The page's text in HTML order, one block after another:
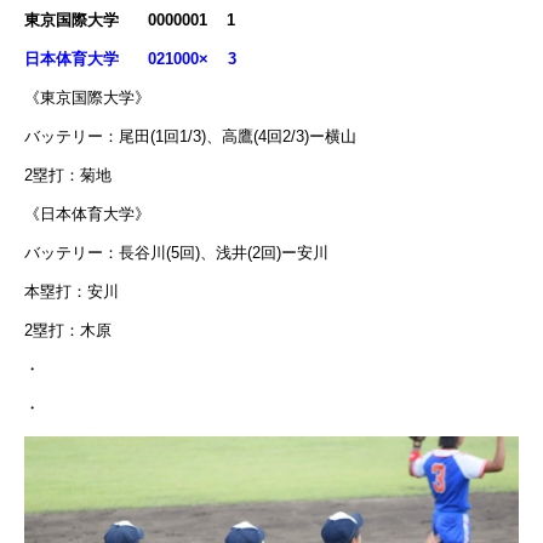
東京国際大学 0000001 1
日本体育大学 021000× 3
《東京国際大学》
バッテリー：尾田(1回1/3)、高鷹(4回2/3)ー横山
2塁打：菊地
《日本体育大学》
バッテリー：長谷川(5回)、浅井(2回)ー安川
本塁打：安川
2塁打：木原
・
・